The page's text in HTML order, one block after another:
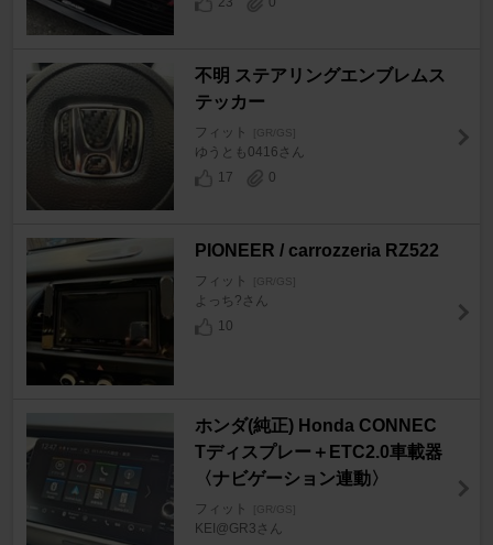
不明 ステアリングエンブレムス
テッカー
フィット [GR/GS]
ゆうとも0416さん
17
0
PIONEER / carrozzeria RZ522
フィット [GR/GS]
よっち?さん
10
ホンダ(純正) Honda CONNEC
Tディスプレー＋ETC2.0車載器
〈ナビゲーション連動〉
フィット [GR/GS]
KEI@GR3さん